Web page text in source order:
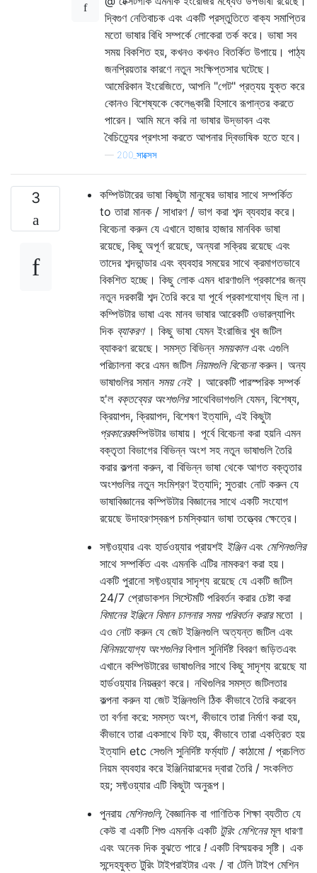
দ্বিগুণ নেতিবাচক এবং একটি প্রস্তুতিতে বাক্য সমাপ্তির
মতো ভাষার বিধি সম্পর্কে লোকেরা তর্ক করে। ভাষা সব
সময় বিকশিত হয়, কখনও কখনও বিতর্কিত উপায়ে। পাঠ্য
জনপ্রিয়তার কারণে নতুন সংক্ষিপ্তসার ঘটেছে।
আমেরিকান ইংরেজিতে, আপনি "গেট" প্রত্যয় যুক্ত করে
কোনও বিশেষ্যকে কেলেঙ্কারী হিসাবে রূপান্তর করতে
পারেন। আমি মনে করি না ভাষার উদ্ভাবন এবং
বৈচিত্র্যের প্রশংসা করতে আপনার দ্বিভাষিক হতে হবে।
— 200_সাক্সেস
3
কম্পিউটারের ভাষা কিছুটা মানুষের ভাষার সাথে সম্পর্কিত
to তারা মানক / সাধারণ / ভাগ করা শব্দ ব্যবহার করে।
বিবেচনা করুন যে এখানে হাজার হাজার মানবিক ভাষা
রয়েছে, কিছু অপূর্ণ রয়েছে, অন্যরা সক্রিয় রয়েছে এবং
তাদের শব্দভান্ডার এবং ব্যবহার সময়ের সাথে ক্রমাগতভাবে
বিকশিত হচ্ছে। কিছু লোক এমন ধারণাগুলি প্রকাশের জন্য
নতুন দরকারী শব্দ তৈরি করে যা পূর্বে প্রকাশযোগ্য ছিল না।
কম্পিউটার ভাষা এবং মানব ভাষার আরেকটি ওভারল্যাপিং
দিক ব্যাকরণ। কিছু ভাষা যেমন ইংরাজির খুব জটিল
ব্যাকরণ রয়েছে। সমস্ত বিভিন্ন সময়কালএবং এগুলি
পরিচালনা করে এমন জটিল নিয়মগুলি বিবেচনাকরুন। অন্য
ভাষাগুলির সমান সময় নেই। আরেকটি পারস্পরিক সম্পর্ক
হ'ল বক্তব্যের অংশগুলিরসাথেবিভাগগুলি যেমন, বিশেষ্য,
ক্রিয়াপদ, ক্রিয়াপদ, বিশেষণ ইত্যাদি, এই কিছুটা
প্রকারেরকম্পিউটার ভাষায়। পূর্বে বিবেচনা করা হয়নি এমন
বক্তৃতা বিভাগের বিভিন্ন অংশ সহ নতুন ভাষাগুলি তৈরি
করার কল্পনা করুন, বা বিভিন্ন ভাষা থেকে আগত বক্তৃতার
অংশগুলির নতুন সংমিশ্রণ ইত্যাদি; সুতরাং নোট করুন যে
ভাষাবিজ্ঞানের কম্পিউটার বিজ্ঞানের সাথে একটি সংযোগ
রয়েছে উদাহরণস্বরূপ চমস্কিয়ান ভাষা তত্ত্বের ক্ষেত্রে।
সফ্টওয়্যার এবং হার্ডওয়্যার প্রায়শই ইঞ্জিনএবং মেশিনগুলির
সাথে সম্পর্কিত এবং এমনকি এটির নামকরণ করা হয়।
একটি পুরানো সফ্টওয়্যার সাদৃশ্য রয়েছে যে একটি জটিল
24/7 প্রোডাকশন সিস্টেমটি পরিবর্তন করার চেষ্টা করা
বিমানের ইঞ্জিনে বিমান চালনার সময় পরিবর্তন করারমতো ।
এও নোট করুন যে জেট ইঞ্জিনগুলি অত্যন্ত জটিল এবং
বিনিময়যোগ্য অংশগুলিরবিশাল সুনির্দিষ্ট বিবরণ জড়িতএবং
এখানে কম্পিউটারের ভাষাগুলির সাথে কিছু সাদৃশ্য রয়েছে যা
হার্ডওয়্যার নিয়ন্ত্রণ করে। নথিগুলির সমস্ত জটিলতার
কল্পনা করুন যা জেট ইঞ্জিনগুলি ঠিক কীভাবে তৈরি করবেন
তা বর্ণনা করে: সমস্ত অংশ, কীভাবে তারা নির্মাণ করা হয়,
কীভাবে তারা একসাথে ফিট হয়, কীভাবে তারা একত্রিত হয়
ইত্যাদি etc সেগুলি সুনির্দিষ্ট ফর্ম্যাট / কাঠামো / প্রচলিত
নিয়ম ব্যবহার করে ইঞ্জিনিয়ারদের দ্বারা তৈরি / সংকলিত
হয়; সফ্টওয়্যার এটি কিছুটা অনুরূপ।
পুনরায় মেশিনগুলি, বৈজ্ঞানিক বা গাণিতিক শিক্ষা ব্যতীত যে
কেউ বা একটি শিশু এমনকি একটি টুরিং মেশিনেরমূল ধারণা
এবং অনেক দিক বুঝতে পারে ! একটি বিস্ময়কর সৃষ্টি। এক
সন্দেহযুক্ত টুরিং টাইপরাইটার এবং / বা টেলি টাইপ মেশিন